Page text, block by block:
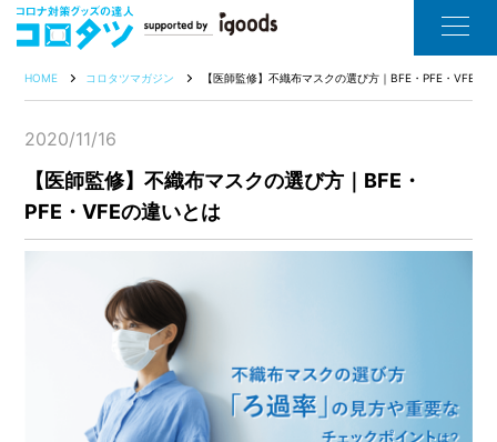
HOME コロタツマガジン 【医師監修】不織布マスクの選び方｜BFE・PFE・VFEの
2020/11/16
【医師監修】不織布マスクの選び方｜BFE・
PFE・VFEの違いとは